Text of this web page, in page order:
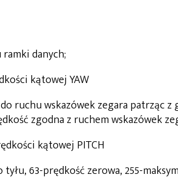
danych;
kątowej YAW
ruchu wskazówek zegara patrząc
zgodna z ruchem wskazówek
kątowej PITCH
63-prędkość zerowa, 255-